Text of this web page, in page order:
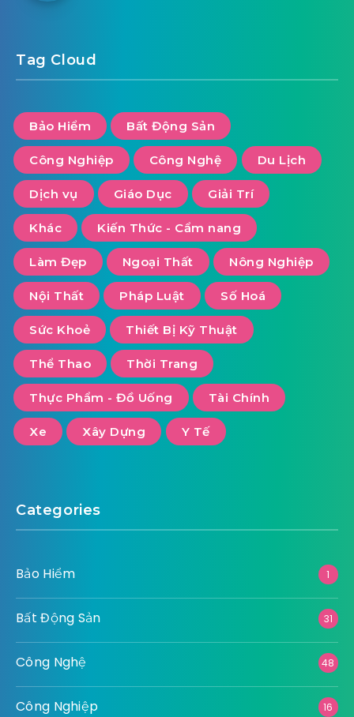
Tag Cloud
Bảo Hiểm Bất Động Sản
Công Nghiệp Công Nghệ Du Lịch
Dịch vụ Giáo Dục Giải Trí
Khác Kiến Thức - Cẩm nang
Làm Đẹp Ngoại Thất Nông Nghiệp
Nội Thất Pháp Luật Số Hoá
Sức Khoẻ Thiết Bị Kỹ Thuật
Thể Thao Thời Trang
Thực Phẩm - Đồ Uống Tài Chính
Xe Xây Dựng Y Tế
Categories
Bảo Hiểm 1
Bất Động Sản 31
Công Nghệ 48
Công Nghiệp 16